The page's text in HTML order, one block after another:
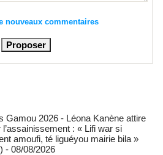
nouveaux commentaires
Gamou 2026 - Léona Kanène attire
l’assainissement : « Lifi war si
amoufi, té liguéyou mairie bila »
- 08/08/2026